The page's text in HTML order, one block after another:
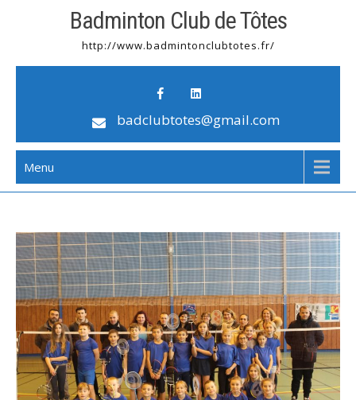
Badminton Club de Tôtes
http://www.badmintonclubtotes.fr/
badclubtotes@gmail.com
Menu